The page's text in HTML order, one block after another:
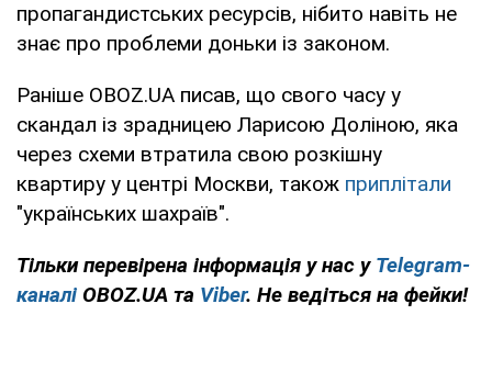
пропагандистських ресурсів, нібито навіть не
знає про проблеми доньки із законом.
Раніше OBOZ.UA писав, що свого часу у
скандал із зрадницею Ларисою Доліною, яка
через схеми втратила свою розкішну
квартиру у центрі Москви, також приплітали
"українських шахраїв".
Тільки перевірена інформація у нас у Telegram-
каналі OBOZ.UA та Viber. Не ведіться на фейки!